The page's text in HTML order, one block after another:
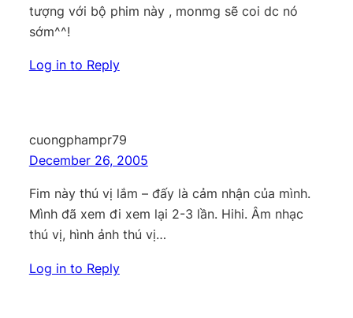
tượng với bộ phim này , monmg sẽ coi dc nó
sớm^^!
Log in to Reply
cuongphampr79
December 26, 2005
Fim này thú vị lắm – đấy là cảm nhận của mình.
Mình đã xem đi xem lại 2-3 lần. Hihi. Âm nhạc
thú vị, hình ảnh thú vị…
Log in to Reply